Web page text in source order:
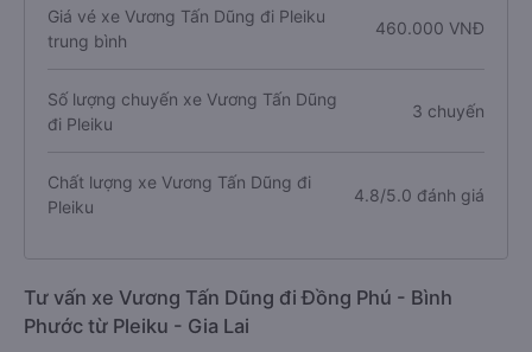
Giá vé xe Vương Tấn Dũng đi Pleiku
trung bình
460.000 VNĐ
Số lượng chuyến xe Vương Tấn Dũng
đi Pleiku
3 chuyến
Chất lượng xe Vương Tấn Dũng đi
Pleiku
4.8/5.0 đánh giá
Tư vấn xe Vương Tấn Dũng đi Đồng Phú - Bình
Phước từ Pleiku - Gia Lai